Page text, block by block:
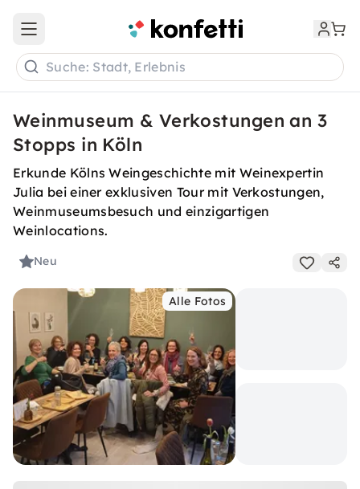
Open main menu
Suche: Stadt, Erlebnis
Weinmuseum & Verkostungen an 3
Stopps in Köln
Erkunde Kölns Weingeschichte mit Weinexpertin
Julia bei einer exklusiven Tour mit Verkostungen,
Weinmuseumsbesuch und einzigartigen
Weinlocations.
Neu
Alle Fotos